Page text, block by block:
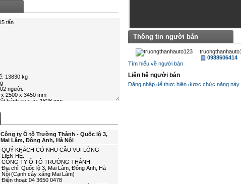
Công ty Ô tô Trường Thành - Quốc lộ 3,
Mai Lâm, Đông Anh, Hà Nội
Thông tin người bán
0988606414
Tìm hiểu về người bán
Liên hệ người bán
Đăng nhập để thực hiện được chức năng này